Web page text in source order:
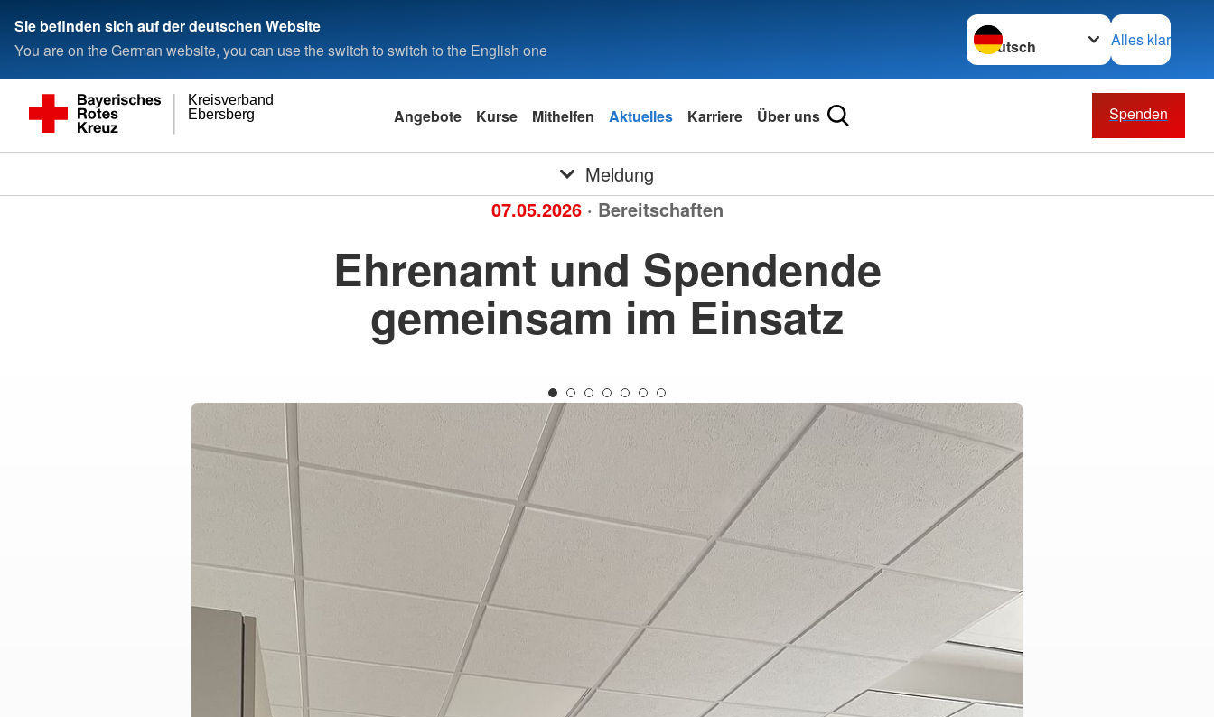
Sie befinden sich auf der deutschen Website
You are on the German website, you can use the switch to switch to the English one
Sprache wechseln zu
Alles klar
Ebersberg
Kreisverband
Angebote Kurse Mithelfen Aktuelles Karriere Über uns Spenden
Meldung
07.05.2026 · Bereitschaften
Ehrenamt und Spendende
gemeinsam im Einsatz